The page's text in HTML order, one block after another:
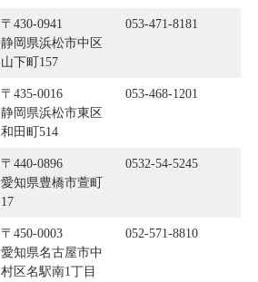
〒430-0941
静岡県浜松市中区
山下町157
053-471-8181
〒435-0016
静岡県浜松市東区
和田町514
053-468-1201
〒440-0896
愛知県豊橋市萱町
17
0532-54-5245
〒450-0003
愛知県名古屋市中
村区名駅南1丁目
052-571-8810